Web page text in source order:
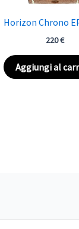
Horizon Chrono
220€
Aggiungi al